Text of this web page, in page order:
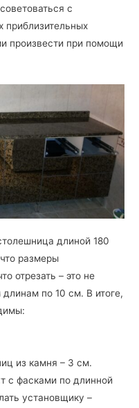
с
произвести при помощи
длиной 180
размеры
отрезать – это не
по 10 см. В итоге,
из камня – 3 см.
с фасками по длинной
установщику –